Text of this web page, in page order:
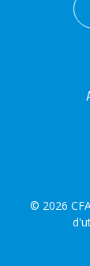
© 2026